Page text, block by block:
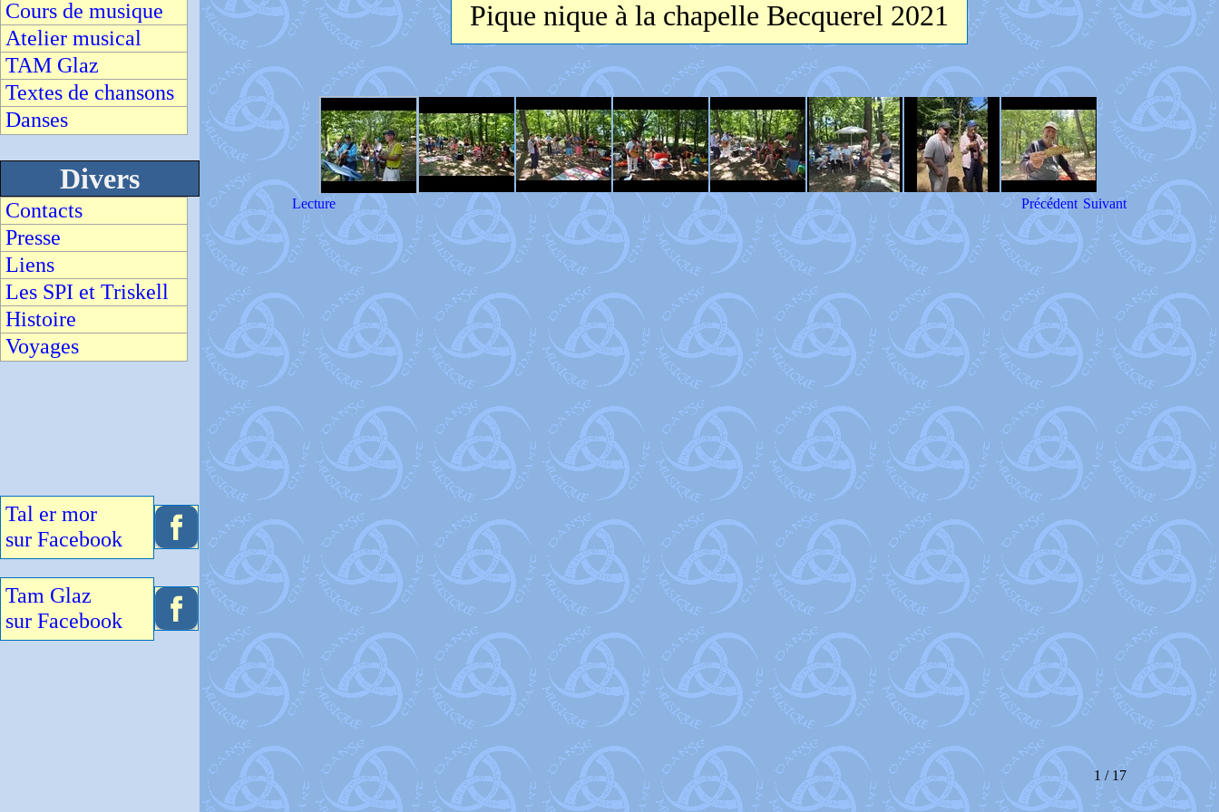
Cours de musique
Atelier musical
TAM Glaz
Textes de chansons
Danses
Divers
Contacts
Presse
Liens
Les SPI et Triskell
Histoire
Voyages
Tal er mor
sur Facebook
Tam Glaz
sur Facebook
Pique nique à la chapelle Becquerel 2021
Lecture Précédent Suivant
1 / 17